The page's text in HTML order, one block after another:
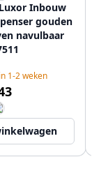
Inbouw
gouden
navulbaar
1-2 weken